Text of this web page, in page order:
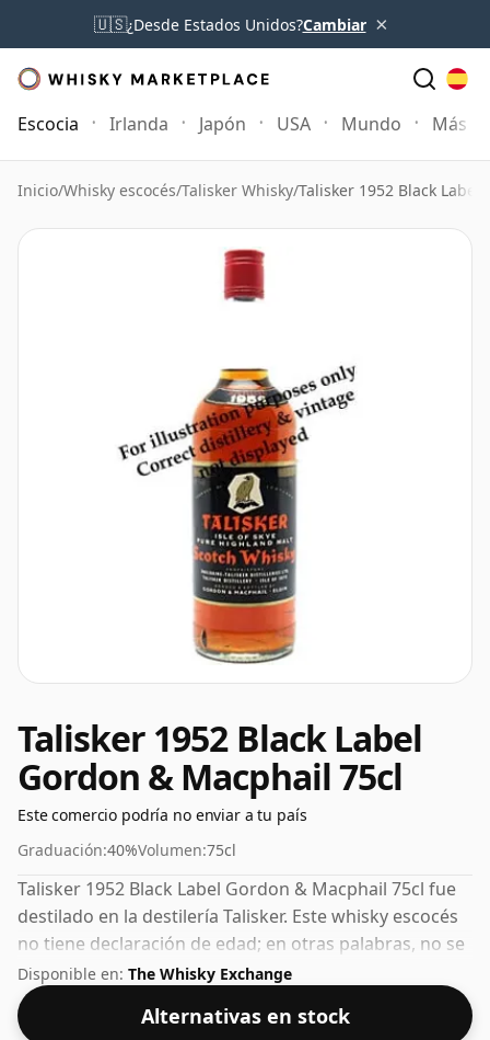
🇺🇸¿Desde Estados Unidos?Cambiar ×
Escocia Irlanda Japón USA Mundo Más
Inicio/Whisky escocés/Talisker Whisky/Talisker 1952 Black
Talisker 1952 Black Label
Gordon & Macphail 75cl
Este comercio podría no enviar a tu país
Graduación:40%Volumen:75cl
Talisker 1952 Black Label Gordon & Macphail 75cl fue
destilado en la destilería Talisker. Este whisky escocés
no tiene declaración de edad; en otras palabras, no se
ha declarado el tiempo que el licor en la botella estuvo
madurado. Este whisky viene en una botella de 75 cl y
se embotelló con una concentración del 40%.
Disponible en: The Whisky Exchange
Alternativas en stock